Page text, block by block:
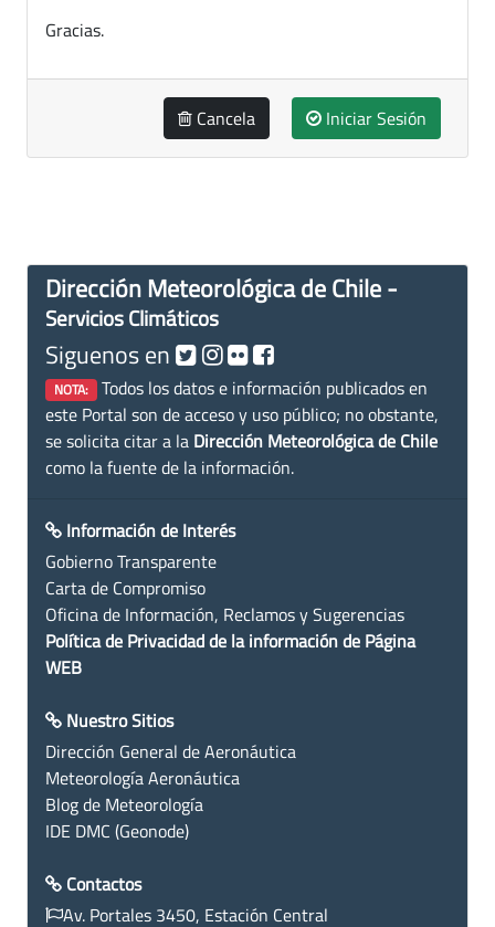
Gracias.
Cancela Iniciar Sesión
Dirección Meteorológica de Chile -
Servicios Climáticos
Siguenos en
NOTA: Todos los datos e información publicados en
este Portal son de acceso y uso público; no obstante,
se solicita citar a la Dirección Meteorológica de Chile
como la fuente de la información.
Información de Interés
Gobierno Transparente
Carta de Compromiso
Oficina de Información, Reclamos y Sugerencias
Política de Privacidad de la información de Página
WEB
Nuestro Sitios
Dirección General de Aeronáutica
Meteorología Aeronáutica
Blog de Meteorología
IDE DMC (Geonode)
Contactos
Av. Portales 3450, Estación Central